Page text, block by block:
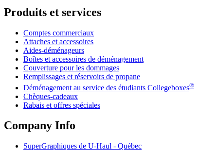
Produits et services
Comptes commerciaux
Attaches et accessoires
Aides-déménageurs
Boîtes et accessoires de déménagement
Couverture pour les dommages
Remplissages et réservoirs de propane
Déménagement au service des étudiants Collegeboxes®
Chèques-cadeaux
Rabais et offres spéciales
Company Info
SuperGraphiques de U-Haul - Québec